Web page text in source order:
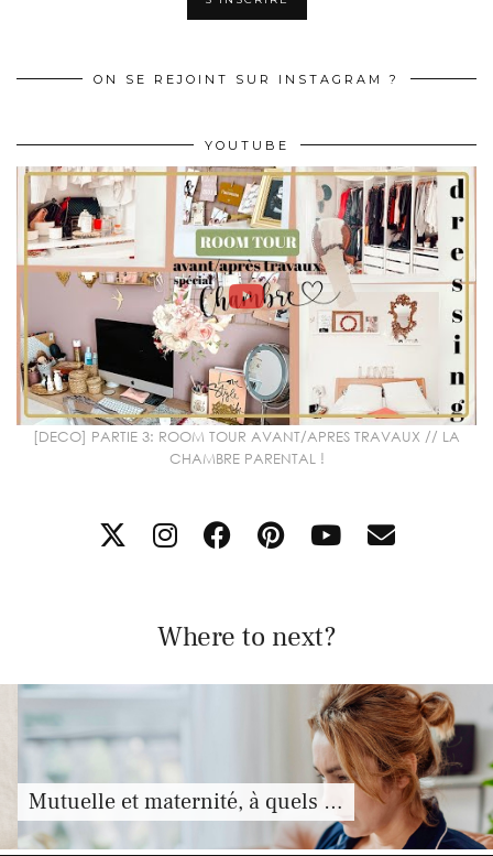
ON SE REJOINT SUR INSTAGRAM ?
YOUTUBE
[DECO] PARTIE 3: ROOM TOUR AVANT/APRES TRAVAUX // LA
CHAMBRE PARENTAL !
Where to next?
Mutuelle et maternité, à quels …